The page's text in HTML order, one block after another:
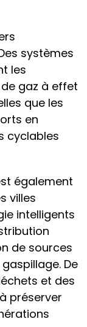
systèmes
les
gaz à effet
que les
en
cyclables
également
villes
intelligents
de sources
De
et des
préserver